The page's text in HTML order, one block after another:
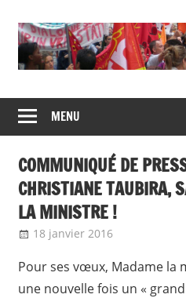
content
de
syndicats
CGT
insertion
probation
MENU
COMMUNIQUÉ DE
CHRISTIANE TAUBIRA,
LA MINISTRE !
18 janvier 2016
Pour ses vœux, Madame la
une nouvelle fois un «